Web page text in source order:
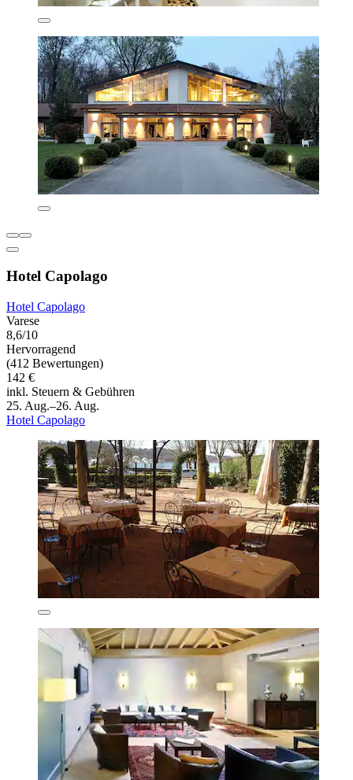
Hotel Capolago
Hotel Capolago
Varese
8,6/10
Hervorragend
(412 Bewertungen)
142 €
inkl. Steuern & Gebühren
25. Aug.–26. Aug.
Hotel Capolago